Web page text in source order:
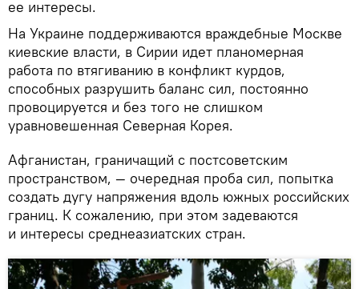
ее интересы.
На Украине поддерживаются враждебные Москве
киевские власти, в Сирии идет планомерная
работа по втягиванию в конфликт курдов,
способных разрушить баланс сил, постоянно
провоцируется и без того не слишком
уравновешенная Северная Корея.
Афганистан, граничащий с постсоветским
пространством, — очередная проба сил, попытка
создать дугу напряжения вдоль южных российских
границ. К сожалению, при этом задеваются
и интересы среднеазиатских стран.